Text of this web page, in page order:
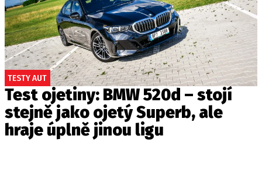
TESTY AUT
Test ojetiny: BMW 520d – stojí
stejně jako ojetý Superb, ale
hraje úplně jinou ligu